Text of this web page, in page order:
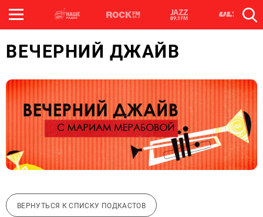
ВЕЧЕРНИЙ ДЖАЙВ
ВЕРНУТЬСЯ К СПИСКУ ПОДКАСТОВ